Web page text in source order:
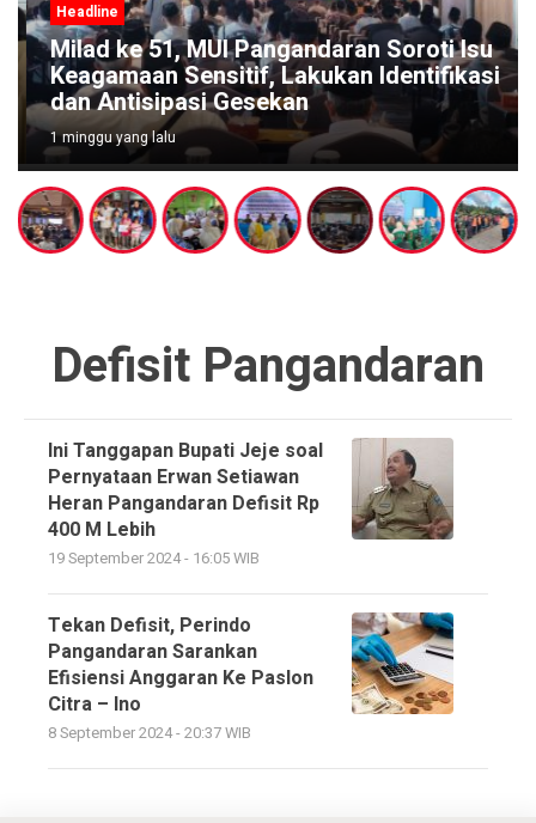
Headline
Milad ke 51, MUI Pangandaran Soroti Isu
Keagamaan Sensitif, Lakukan Identifikasi
dan Antisipasi Gesekan
1 minggu yang lalu
Defisit Pangandaran
Ini Tanggapan Bupati Jeje soal
Pernyataan Erwan Setiawan
Heran Pangandaran Defisit Rp
400 M Lebih
19 September 2024 - 16:05 WIB
Tekan Defisit, Perindo
Pangandaran Sarankan
Efisiensi Anggaran Ke Paslon
Citra – Ino
8 September 2024 - 20:37 WIB